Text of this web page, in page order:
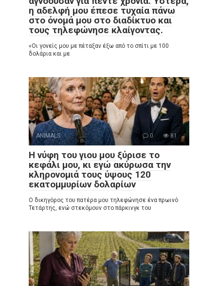
η αδελφή μου έπεσε τυχαία πάνω
στο όνομά μου στο διαδίκτυο και
τους τηλεφώνησε κλαίγοντας.
«Οι γονείς μου με πέταξαν έξω από το σπίτι με 100
δολάρια και με
ANIMALS 0 81
Η νύφη του γιου μου ξύρισε το
κεφάλι μου, κι εγώ ακύρωσα την
κληρονομιά τους ύψους 120
εκατομμυρίων δολαρίων
Ο δικηγόρος του πατέρα μου τηλεφώνησε ένα πρωινό
Τετάρτης, ενώ στεκόμουν στο πάρκινγκ του